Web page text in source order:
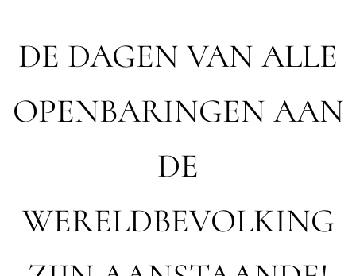
DE DAGEN VAN ALLE
OPENBARINGEN AAN
DE
WERELDBEVOLKING